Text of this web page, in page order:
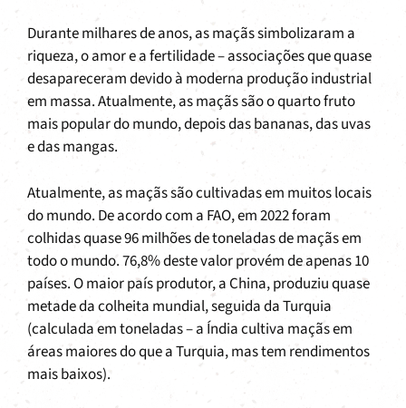
Durante milhares de anos, as maçãs simbolizaram a
riqueza, o amor e a fertilidade – associações que quase
desapareceram devido à moderna produção industrial
em massa. Atualmente, as maçãs são o quarto fruto
mais popular do mundo, depois das bananas, das uvas
e das mangas.
Atualmente, as maçãs são cultivadas em muitos locais
do mundo. De acordo com a FAO, em 2022 foram
colhidas quase 96 milhões de toneladas de maçãs em
todo o mundo. 76,8% deste valor provém de apenas 10
países. O maior país produtor, a China, produziu quase
metade da colheita mundial, seguida da Turquia
(calculada em toneladas – a Índia cultiva maçãs em
áreas maiores do que a Turquia, mas tem rendimentos
mais baixos).